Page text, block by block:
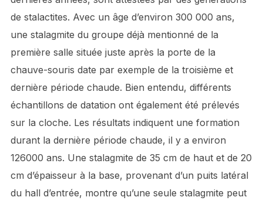
de stalactites. Avec un âge d’environ 300 000 ans,
une stalagmite du groupe déjà mentionné de la
première salle située juste après la porte de la
chauve-souris date par exemple de la troisième et
dernière période chaude. Bien entendu, différents
échantillons de datation ont également été prélevés
sur la cloche. Les résultats indiquent une formation
durant la dernière période chaude, il y a environ
126000 ans. Une stalagmite de 35 cm de haut et de 20
cm d’épaisseur à la base, provenant d’un puits latéral
du hall d’entrée, montre qu’une seule stalagmite peut